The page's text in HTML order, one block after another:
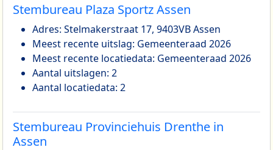
Stembureau Plaza Sportz Assen
Adres: Stelmakerstraat 17, 9403VB Assen
Meest recente uitslag: Gemeenteraad 2026
Meest recente locatiedata: Gemeenteraad 2026
Aantal uitslagen: 2
Aantal locatiedata: 2
Stembureau Provinciehuis Drenthe in
Assen